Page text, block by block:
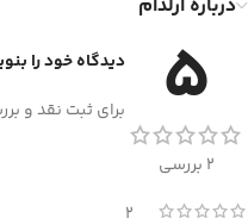
درباره ارلدام
5
2 بررسی
دیدگاه خود را
برای ثبت نقد و